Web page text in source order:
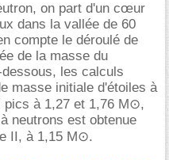
on part d'un cœur
dans la vallée de 60
compte le déroulé de
de la masse du
les calculs
masse initiale d'étoiles à
pics à 1,27 et 1,76 M⊙,
neutrons est obtenue
II, à 1,15 M⊙.